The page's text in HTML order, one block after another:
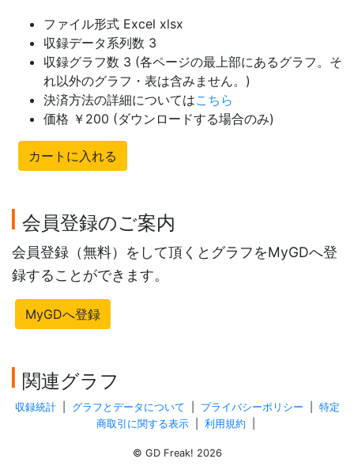
ファイル形式 Excel xlsx
収録データ系列数 3
収録グラフ数 3 (各ページの最上部にあるグラフ。そ
れ以外のグラフ・表は含みません。)
決済方法の詳細についてはこちら
価格 ￥200 (ダウンロードする場合のみ)
カートに入れる
会員登録のご案内
会員登録（無料）をして頂くとグラフをMyGDへ登
録することができます。
MyGDへ登録
関連グラフ
収録統計| グラフとデータについて プライバシーポリシー
特定
商取引に関する表示| 利用規約
© GD Freak! 2026